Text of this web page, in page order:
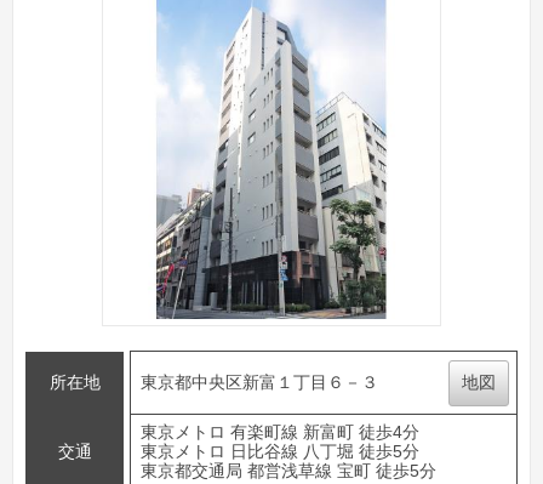
所在地 東京都中央区新富１丁目６－３ 地図
交通
東京メトロ 有楽町線 新富町 徒歩4分
東京メトロ 日比谷線 八丁堀 徒歩5分
東京都交通局 都営浅草線 宝町 徒歩5分